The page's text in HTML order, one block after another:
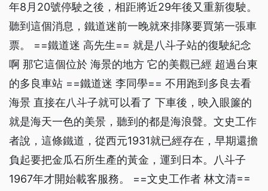
年8月20號停駛之後，相距將近29年後又重新復駛。
聽到這個消息，鐵道迷前一晚就來排隊要買第一張車
票。 ==鐵道迷 高先生== 就是八斗子站的復駛紀念
啊 那它這個位於 海景的地方 它的美觀已經 超過台東
的多良車站 ==鐵道迷 李同學== 不用跑到多良去看
海景 直接在八斗子就可以看了 下車後，映入眼簾的
就是海天一色的美景，聽到的都是海浪聲。文史工作
者說，這條鐵道，從西元1931就已經存在，早期還擔
負起要把金瓜石所生產的黃金，運到日本。八斗子
1967年才開始載客服務。 ==文史工作者 林文清==